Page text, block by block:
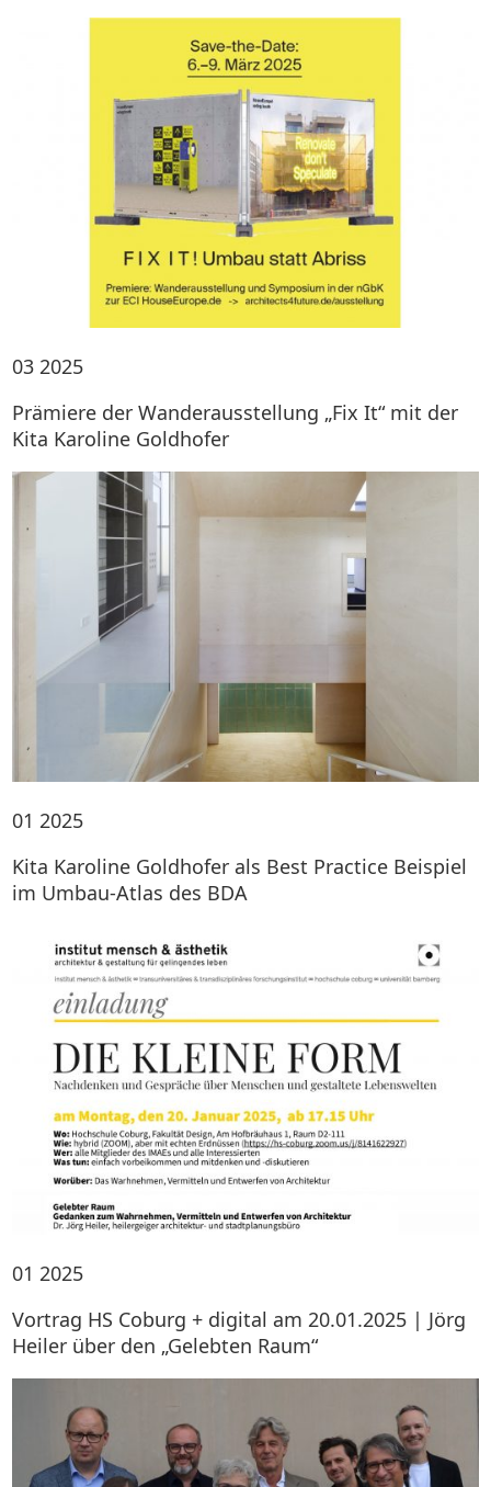
03 2025
Prämiere der Wanderausstellung „Fix It“ mit der
Kita Karoline Goldhofer
01 2025
Kita Karoline Goldhofer als Best Practice Beispiel
im Umbau-Atlas des BDA
01 2025
Vortrag HS Coburg + digital am 20.01.2025 | Jörg
Heiler über den „Gelebten Raum“